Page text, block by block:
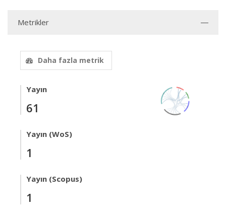
Metrikler
Daha fazla metrik
Yayın
61
Yayın (WoS)
1
Yayın (Scopus)
1